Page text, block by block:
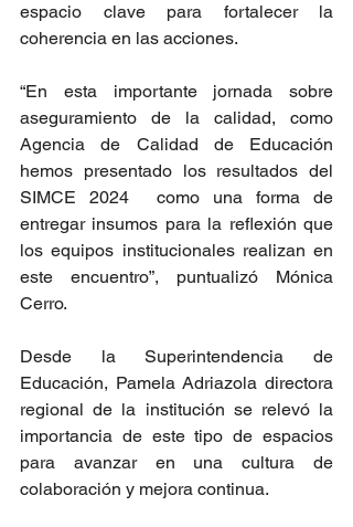
espacio clave para fortalecer la
coherencia en las acciones.
“En esta importante jornada sobre
aseguramiento de la calidad, como
Agencia de Calidad de Educación
hemos presentado los resultados del
SIMCE 2024  como una forma de
entregar insumos para la reflexión que
los equipos institucionales realizan en
este encuentro”, puntualizó Mónica
Cerro.
Desde la Superintendencia de
Educación, Pamela Adriazola directora
regional de la institución se relevó la
importancia de este tipo de espacios
para avanzar en una cultura de
colaboración y mejora continua.